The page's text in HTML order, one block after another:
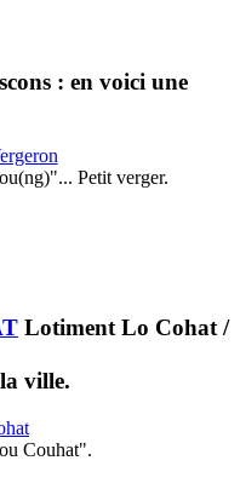
: en voici une
Petit verger.
Lotiment Lo Cohat/
ville.
Couhat".